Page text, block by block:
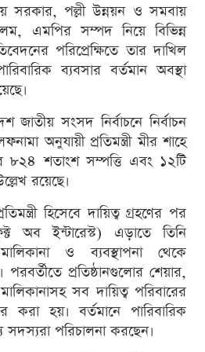
সরকার, পল্লী উন্নয়ন ও সমবায়
এমপির সম্পদ নিয়ে বিভিন্ন
পরিপ্রেক্ষিতে তার দাখিল
ব্যবসার বর্তমান অবস্থা
জাতীয় সংসদ নির্বাচনে নির্বাচন
অনুযায়ী প্রতিমন্ত্রী মীর শাহে
শতাংশ সম্পত্তি এবং ১২টি
রয়েছে।
হিসেবে দায়িত্ব গ্রহণের পর
অব ইন্টারেস্ট) এড়াতে তিনি
ও ব্যবস্থাপনা থেকে
প্রতিষ্ঠানগুলোর শেয়ার,
সব দায়িত্ব পরিবারের
করা হয়। বর্তমানে পারিবারিক
সদস্যরা পরিচালনা করছেন।